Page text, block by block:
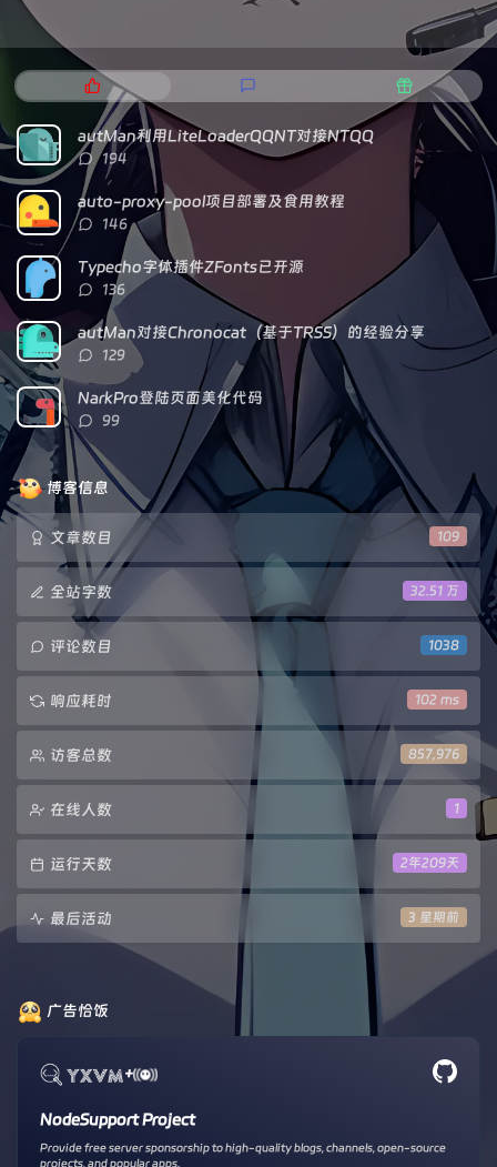
热
门
文
章
新
评
论
随
机
文
章
autMan利用LiteLoaderQQNT对接NTQQ
评
论
数：
194
auto-proxy-pool项目部署及食用教程
评
数：
146
Typecho字体插件ZFonts已开源
评
论
数：
136
autMan对接Chronocat（基于TRSS）的经验分享
评
数：
129
NarkPro登陆页面美化代码
评
数：
99
博客信息
109
文章数目
32.51 万
全站字数
1038
评论数目
102 ms
响应耗时
857,976
访客总数
1
在线人数
2年209天
运行天数
3 星期前
最后活动
广告恰饭
+
NodeSupport Project
Provide free server sponsorship to high-quality blogs, channels, open-source
projects, and popular apps.